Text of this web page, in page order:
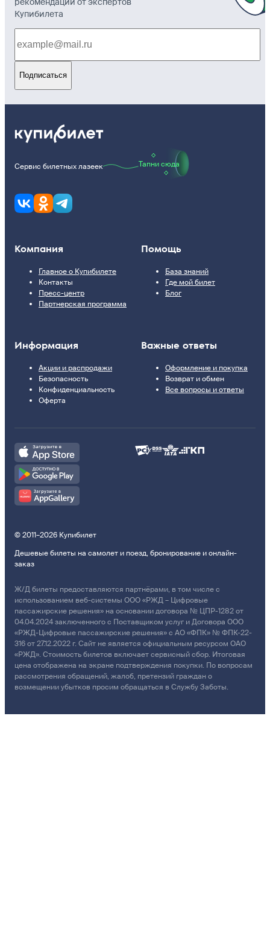
Купибилета
Подписаться
Сервис билетных лазеек Тапни сюда
Компания
Главное о Купибилете
Контакты
Пресс-центр
Партнерская программа
Помощь
База знаний
Где мой билет
Блог
Информация
Акции и распродажи
Безопасность
Конфиденциальность
Оферта
Важные ответы
Оформление и покупка
Возврат и обмен
Все вопросы и ответы
© 2011–2026 Купибилет
Дешевые билеты на самолет и поезд, бронирование и онлайн-
заказ
Ж/Д билеты предоставляются партнёрами, в том числе с
использованием веб-системы ООО «РЖД – Цифровые
пассажирские решения» на основании договора № ЦПР-1282 от
04.04.2024 заключенного с Поставщиком услуг и Договора ООО
«РЖД-Цифровые пассажирские решения» с АО «ФПК» № ФПК-22-
316 от 27.12.2022 г. Сайт не является официальным ресурсом ОАО
«РЖД». Стоимость билетов включает сервисный сбор. Итоговая
цена отображена на экране подтверждения покупки. По вопросам
рассмотрения обращений, жалоб, претензий граждан о
возмещении убытков просим обращаться в Службу Заботы.